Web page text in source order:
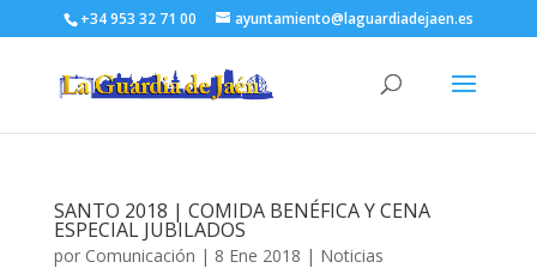
+34 953 32 71 00 ayuntamiento@laguardiadejaen.es
SANTO 2018 | COMIDA BENÉFICA Y CENA
ESPECIAL JUBILADOS
por Comunicación | 8 Ene 2018 | Noticias